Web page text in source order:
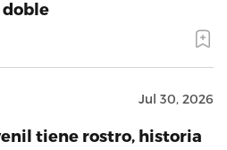
doble
Jul 30, 2026
tiene rostro, historia